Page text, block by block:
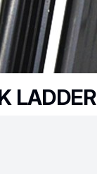
LADDER